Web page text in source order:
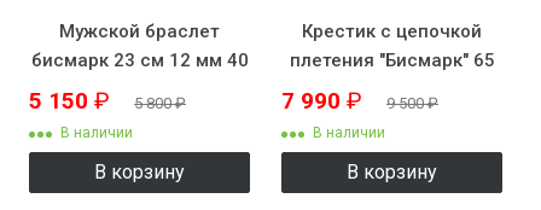
Мужской браслет
бисмарк 23 см 12 мм 40
5 150 ₽ 5 800₽
В наличии
В корзину
Крестик с цепочкой
плетения "Бисмарк" 65
см 12 мм 120 грамм
7 990 ₽ 9 500₽
В наличии
В корзину